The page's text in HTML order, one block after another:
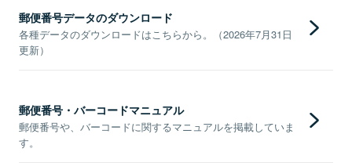
郵便番号データのダウンロード
各種データのダウンロードはこちらから。（2026年7月31日
更新）
郵便番号・バーコードマニュアル
郵便番号や、バーコードに関するマニュアルを掲載していま
す。